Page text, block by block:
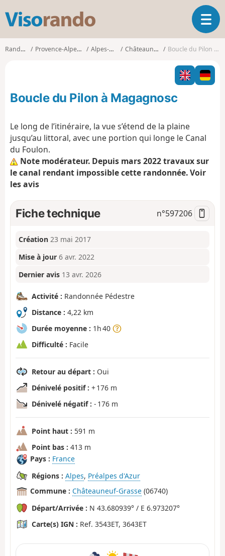
s
o
o
O
u
i
r
l
i
a
t
n
Randonnées Provence-Alpes-Côte d'Azur Alpes-Maritimes Châteauneuf-Grasse Boucle du Pilon à Magagnosc
Boucle du Pilon à Magagnosc
Le long de l’itinéraire, la vue s’étend de la plaine
jusqu’au littoral, avec une portion qui longe le Canal
du Foulon.
Note modérateur. Depuis mars 2022 travaux sur
le canal rendant impossible cette randonnée. Voir
les avis
Fiche technique n°597206
Création 23 mai 2017
Mise à jour 6 avr. 2022
Dernier avis 13 avr. 2026
Activité : Randonnée Pédestre
Distance : 4,22 km
Durée moyenne : 1h 40
Difficulté : Facile
Retour au départ : Oui
Dénivelé positif : + 176 m
Dénivelé négatif : - 176 m
Point haut : 591 m
Point bas : 413 m
Pays : France
Régions : Alpes, Préalpes d'Azur
Commune : Châteauneuf-Grasse (06740)
Départ/Arrivée : N 43.680939° / E 6.973207°
Carte(s) IGN : Ref. 3543ET, 3643ET